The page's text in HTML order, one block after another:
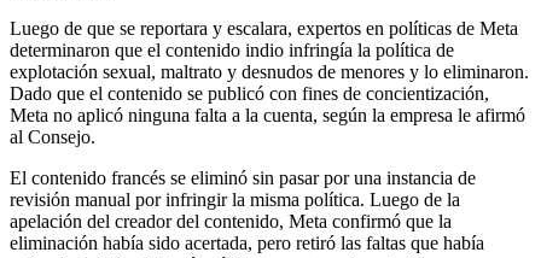
Luego de que se reportara y escalara, expertos en políticas de Meta
determinaron que el contenido indio infringía la política de
explotación sexual, maltrato y desnudos de menores y lo eliminaron.
Dado que el contenido se publicó con fines de concientización,
Meta no aplicó ninguna falta a la cuenta, según la empresa le afirmó
al Consejo.
El contenido francés se eliminó sin pasar por una instancia de
revisión manual por infringir la misma política. Luego de la
apelación del creador del contenido, Meta confirmó que la
eliminación había sido acertada, pero retiró las faltas que había